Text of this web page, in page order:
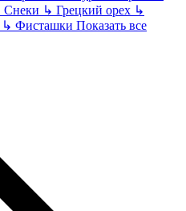
Снеки ↳ Грецкий орех ↳
↳ Фисташки Показать все